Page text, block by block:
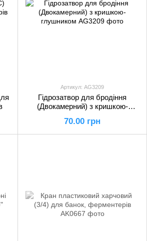
Артикул: AG3209
Гідрозатвор для бродіння
(Двокамерний) з кришкою-
70.00 грн